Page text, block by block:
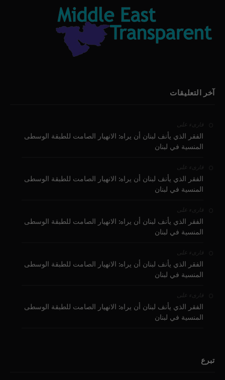
آخر التعليقات
قارىء على
الفقر الذي يأنف لبنان أن يراه: الانهيار الصامت للطبقة الوسطى
المنسية في لبنان
قارىء على
الفقر الذي يأنف لبنان أن يراه: الانهيار الصامت للطبقة الوسطى
المنسية في لبنان
قارىء على
الفقر الذي يأنف لبنان أن يراه: الانهيار الصامت للطبقة الوسطى
المنسية في لبنان
قارىء على
الفقر الذي يأنف لبنان أن يراه: الانهيار الصامت للطبقة الوسطى
المنسية في لبنان
قارىء على
الفقر الذي يأنف لبنان أن يراه: الانهيار الصامت للطبقة الوسطى
المنسية في لبنان
تبرع